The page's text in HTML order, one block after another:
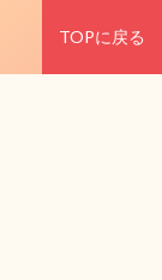
TOPに戻る